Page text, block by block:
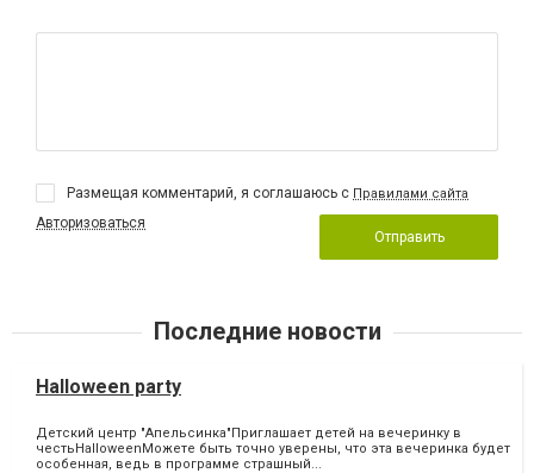
Размещая комментарий, я соглашаюсь с Правилами сайта
Авторизоваться
Отправить
Последние новости
Halloween party
Детский центр "Апельсинка"Приглашает детей на вечеринку в
честьHalloweenМожете быть точно уверены, что эта вечеринка будет
особенная, ведь в программе страшный...